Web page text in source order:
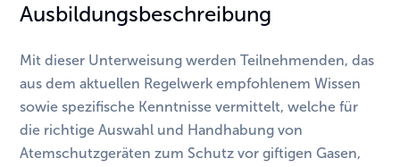
Ausbildungsbeschreibung
Mit dieser Unterweisung werden Teilnehmenden, das
aus dem aktuellen Regelwerk empfohlenem Wissen
sowie spezifische Kenntnisse vermittelt, welche für
die richtige Auswahl und Handhabung von
Atemschutzgeräten zum Schutz vor giftigen Gasen,